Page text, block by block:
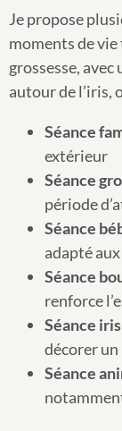
Je propose
moments de
grossesse,
autour de l’iris,
Séance
extérieur
Séance
période
Séance
adapté
Séance
renforce
Séance iris
décorer
Séance